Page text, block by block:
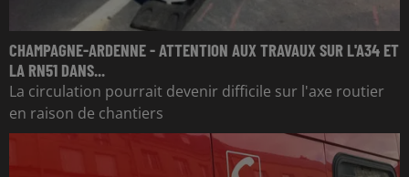
CHAMPAGNE-ARDENNE - ATTENTION AUX TRAVAUX SUR L'A34 ET
LA RN51 DANS...
La circulation pourrait devenir difficile sur l'axe routier
en raison de chantiers